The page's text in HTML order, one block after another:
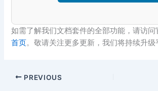
如需了解我们文档套件的全部功能，请访问
首页。敬请关注更多更新，我们将持续升级
PREVIOUS